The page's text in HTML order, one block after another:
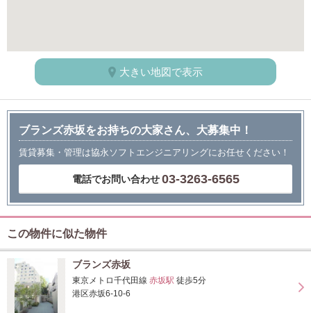
大きい地図で表示
ブランズ赤坂をお持ちの大家さん、大募集中！
賃貸募集・管理は協永ソフトエンジニアリングにお任せください！
電話でお問い合わせ 03-3263-6565
この物件に似た物件
ブランズ赤坂
東京メトロ千代田線 赤坂駅 徒歩5分
港区赤坂6-10-6